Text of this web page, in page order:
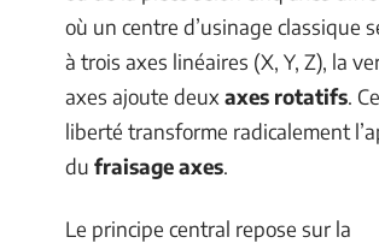
où un centre d’usinage classique
à trois axes linéaires (X, Y, Z), la
axes ajoute deux axes rotatifs.
liberté transforme radicalement
du fraisage axes.
Le principe central repose sur la